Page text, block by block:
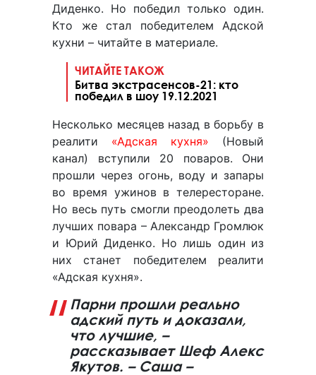
Диденко. Но победил только один.
Кто же стал победителем Адской
кухни – читайте в материале.
ЧИТАЙТЕ ТАКОЖ
Битва экстрасенсов-21: кто
победил в шоу 19.12.2021
Несколько месяцев назад в борьбу в
реалити «Адская кухня» (Новый
канал) вступили 20 поваров. Они
прошли через огонь, воду и запары
во время ужинов в телересторане.
Но весь путь смогли преодолеть два
лучших повара – Александр Громлюк
и Юрий Диденко. Но лишь один из
них станет победителем реалити
«Адская кухня».
Парни прошли реально
адский путь и доказали,
что лучшие, –
рассказывает Шеф Алекс
Якутов. – Саша –